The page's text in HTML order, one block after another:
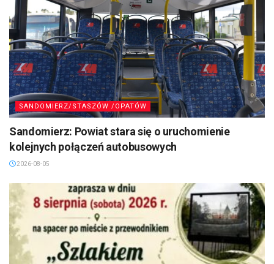
SANDOMIERZ/STASZÓW /OPATÓW
Sandomierz: Powiat stara się o uruchomienie
kolejnych połączeń autobusowych
2026-08-05